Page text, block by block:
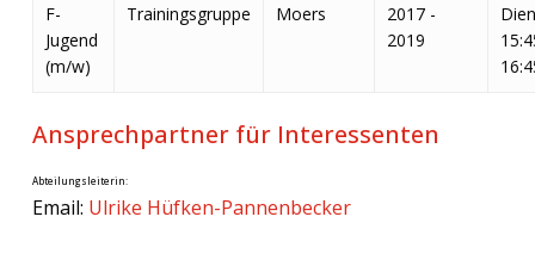
F-
Jugend
(m/w)
Trainingsgruppe Moers
2017 -
2019
Ansprechpartner für Interessenten
Abteilungsleiterin:
Email: Ulrike Hüfken-Pannenbecker